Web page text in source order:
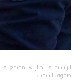
‫الرئيسية‬ أخبار مجتمع
صفوف السجناء